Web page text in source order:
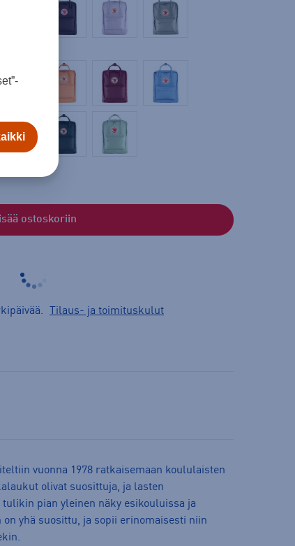
ostoskoriin
Tilaus- ja toimituskulut
vuonna 1978 ratkaisemaan koululaisten
olivat suosittuja, ja lasten
pian yleinen näky esikouluissa ja
yhä suosittu, ja sopii erinomaisesti niin